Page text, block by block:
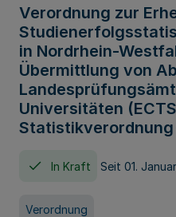
Verordnung zur
in Nordrhein-
Übermittlung von
Universitäten
Statistikverordnung
In Kraft Seit 01.
Verordnung